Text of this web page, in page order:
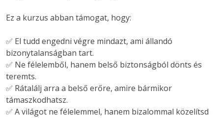
Ez a kurzus abban támogat, hogy:
✅ El tudd engedni végre mindazt, ami állandó
bizonytalanságban tart.
✅ Ne félelemből, hanem belső biztonságból dönts és
teremts.
✅ Rátalálj arra a belső erőre, amire bármikor
támaszkodhatsz.
✅ A világot ne félelemmel, hanem bizalommal közelítsd